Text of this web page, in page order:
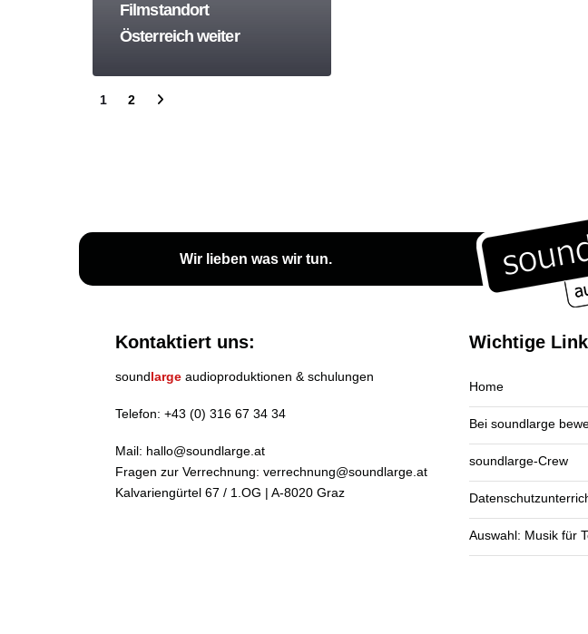
Filmstandort
Österreich weiter
1 2
Wir lieben was wir tun.
Kontaktiert uns:
soundlarge audioproduktionen & schulungen
Telefon: +43 (0) 316 67 34 34
Mail: hallo@soundlarge.at
Fragen zur Verrechnung: verrechnung@soundlarge.at
Kalvariengürtel 67 / 1.OG | A-8020 Graz
Wichtige
Home
Bei soundlarge
soundlarge-Crew
Auswahl: Musik für